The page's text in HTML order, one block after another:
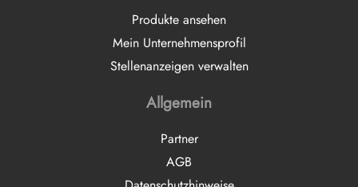
Produkte ansehen
Mein Unternehmensprofil
Stellenanzeigen verwalten
Allgemein
Partner
AGB